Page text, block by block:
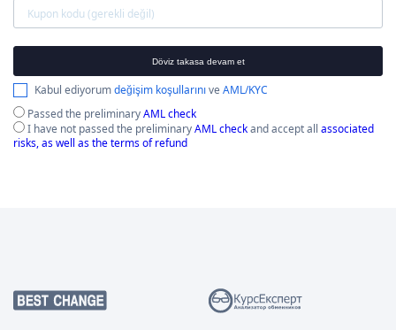
Döviz takasa devam et
Kabul ediyorumdeğişim koşullarınıveAML/KYC
Passed the preliminaryAML check
I have not passed the preliminaryAML checkand accept all associated
risks, as well as the terms of refund